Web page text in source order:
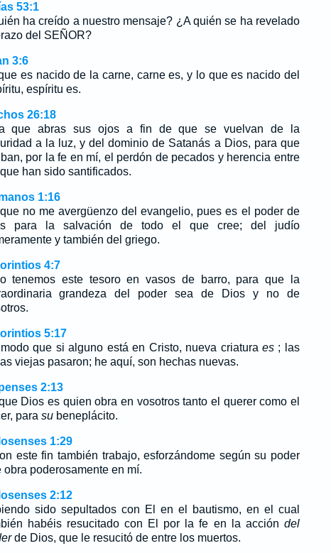
53:1
ha creído a nuestro mensaje? ¿A quién se ha revelado
del SEÑOR?
3:6
es nacido de la carne, carne es, y lo que es nacido del
espíritu es.
26:18
que abras sus ojos a fin de que se vuelvan de la
a la luz, y del dominio de Satanás a Dios, para que
por la fe en mí, el perdón de pecados y herencia entre
que han sido santificados.
1:16
no me avergüenzo del evangelio, pues es el poder de
para la salvación de todo el que cree; del judío
y también del griego.
4:7
tenemos este tesoro en vasos de barro, para que la
grandeza del poder sea de Dios y no de
5:17
que si alguno está en Cristo, nueva criaturaes ; las
viejas pasaron; he aquí, son hechas nuevas.
2:13
Dios es quien obra en vosotros tanto el querer como el
para subeneplácito.
1:29
este fin también trabajo, esforzándome según su poder
obra poderosamente en mí.
2:12
sido sepultados con El en el bautismo, en el cual
habéis resucitado con El por la fe en la acción del
de Dios, que le resucitó de entre los muertos.